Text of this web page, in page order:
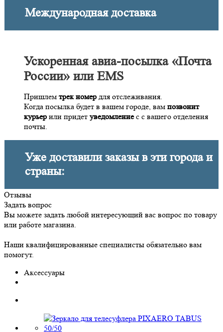
Международная доставка
Ускоренная авиа-посылка «Почта
России» или EMS
Пришлем трек номер для отслеживания.
Когда посылка будет в вашем городе, вам позвонит
курьер или придет уведомлениес с вашего отделения
почты.
Уже доставили заказы в эти города и
страны:
Отзывы
Задать вопрос
Вы можете задать любой интересующий вас вопрос по товару
или работе магазина.
Наши квалифицированные специалисты обязательно вам
помогут.
Аксессуары